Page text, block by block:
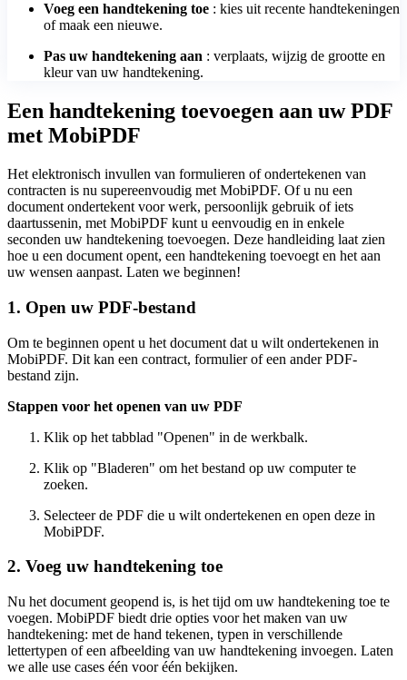
Voeg een handtekening toe : kies uit recente handtekeningen
of maak een nieuwe.
Pas uw handtekening aan : verplaats, wijzig de grootte en
kleur van uw handtekening.
Een handtekening toevoegen aan uw PDF
met MobiPDF
Het elektronisch invullen van formulieren of ondertekenen van
contracten is nu supereenvoudig met MobiPDF. Of u nu een
document ondertekent voor werk, persoonlijk gebruik of iets
daartussenin, met MobiPDF kunt u eenvoudig en in enkele
seconden uw handtekening toevoegen. Deze handleiding laat zien
hoe u een document opent, een handtekening toevoegt en het aan
uw wensen aanpast. Laten we beginnen!
1. Open uw PDF-bestand
Om te beginnen opent u het document dat u wilt ondertekenen in
MobiPDF. Dit kan een contract, formulier of een ander PDF-
bestand zijn.
Stappen voor het openen van uw PDF
Klik op het tabblad "Openen" in de werkbalk.
Klik op "Bladeren" om het bestand op uw computer te
zoeken.
Selecteer de PDF die u wilt ondertekenen en open deze in
MobiPDF.
2. Voeg uw handtekening toe
Nu het document geopend is, is het tijd om uw handtekening toe te
voegen. MobiPDF biedt drie opties voor het maken van uw
handtekening: met de hand tekenen, typen in verschillende
lettertypen of een afbeelding van uw handtekening invoegen. Laten
we alle use cases één voor één bekijken.